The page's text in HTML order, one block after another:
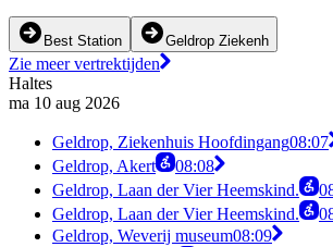
Best Station Geldrop Ziekenh
Zie meer vertrektijden
Haltes
ma 10 aug 2026
Geldrop, Ziekenhuis Hoofdingang08:07
Geldrop, Akert
08:08
Geldrop, Laan der Vier Heemskind.
Geldrop, Laan der Vier Heemskind.
Geldrop, Weverij museum08:09